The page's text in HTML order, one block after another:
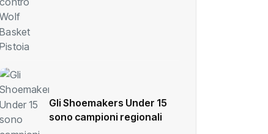
Gli Shoemakers Under 15
sono campioni regionali